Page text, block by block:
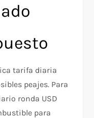
tarifa diaria
peajes. Para
ronda USD
para